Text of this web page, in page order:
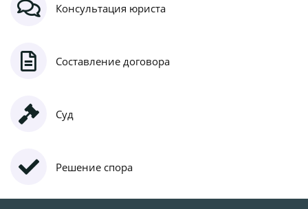
Консультация юриста
Составление договора
Суд
Решение спора